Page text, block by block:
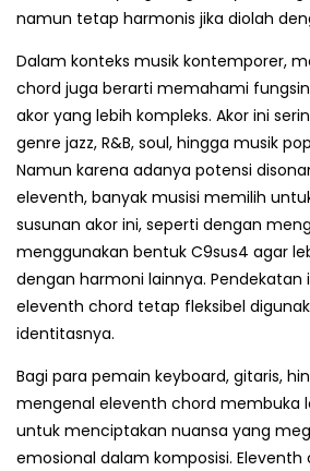
namun tetap harmonis jika diolah
Dalam konteks musik kontemporer,
chord juga berarti memahami
akor yang lebih kompleks. Akor ini
genre jazz, R&B, soul, hingga musik
Namun karena adanya potensi
eleventh, banyak musisi memilih
susunan akor ini, seperti dengan
menggunakan bentuk C9sus4 agar
dengan harmoni lainnya.
eleventh chord tetap fleksibel
identitasnya.
Bagi para pemain keyboard, gitaris,
mengenal eleventh chord membuka
untuk menciptakan nuansa yang
emosional dalam komposisi.